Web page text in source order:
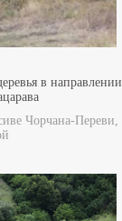
в направлении
Чорчана-Переви,